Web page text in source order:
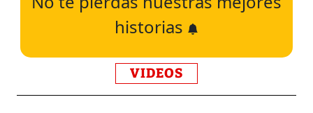
historias
VIDEOS